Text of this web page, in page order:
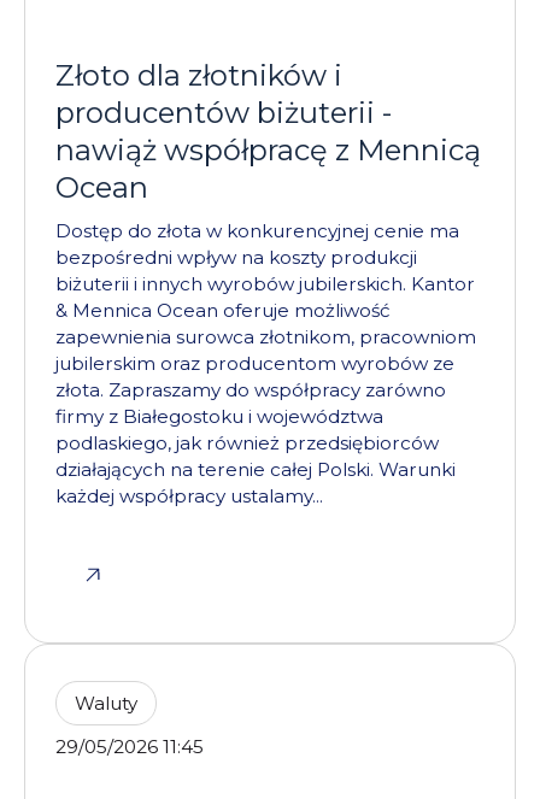
Złoto dla złotników i
producentów biżuterii -
nawiąż współpracę z Mennicą
Ocean
Dostęp do złota w konkurencyjnej cenie ma
bezpośredni wpływ na koszty produkcji
biżuterii i innych wyrobów jubilerskich. Kantor
& Mennica Ocean oferuje możliwość
zapewnienia surowca złotnikom, pracowniom
jubilerskim oraz producentom wyrobów ze
złota. Zapraszamy do współpracy zarówno
firmy z Białegostoku i województwa
podlaskiego, jak również przedsiębiorców
działających na terenie całej Polski. Warunki
każdej współpracy ustalamy...
Waluty
29/05/2026 11:45